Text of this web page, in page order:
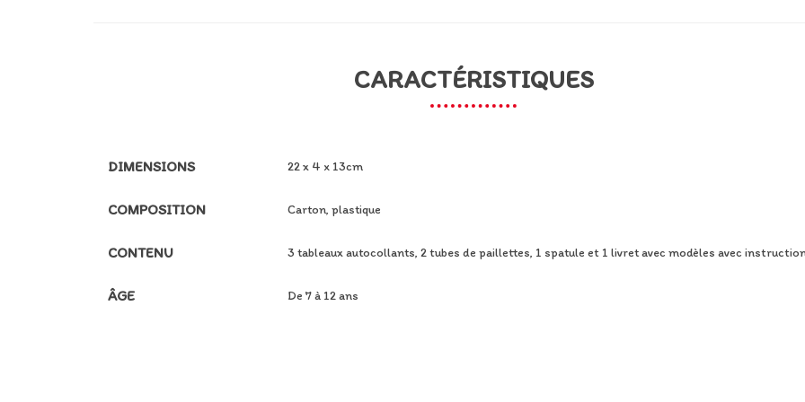
CARACTÉRISTIQUES
DIMENSIONS 22 x 4 x 13cm
COMPOSITION Carton, plastique
CONTENU 3 tableaux autocollants, 2 tubes de paillettes, 1 spatule et 1 livret avec modèles avec
ÂGE De 7 à 12 ans